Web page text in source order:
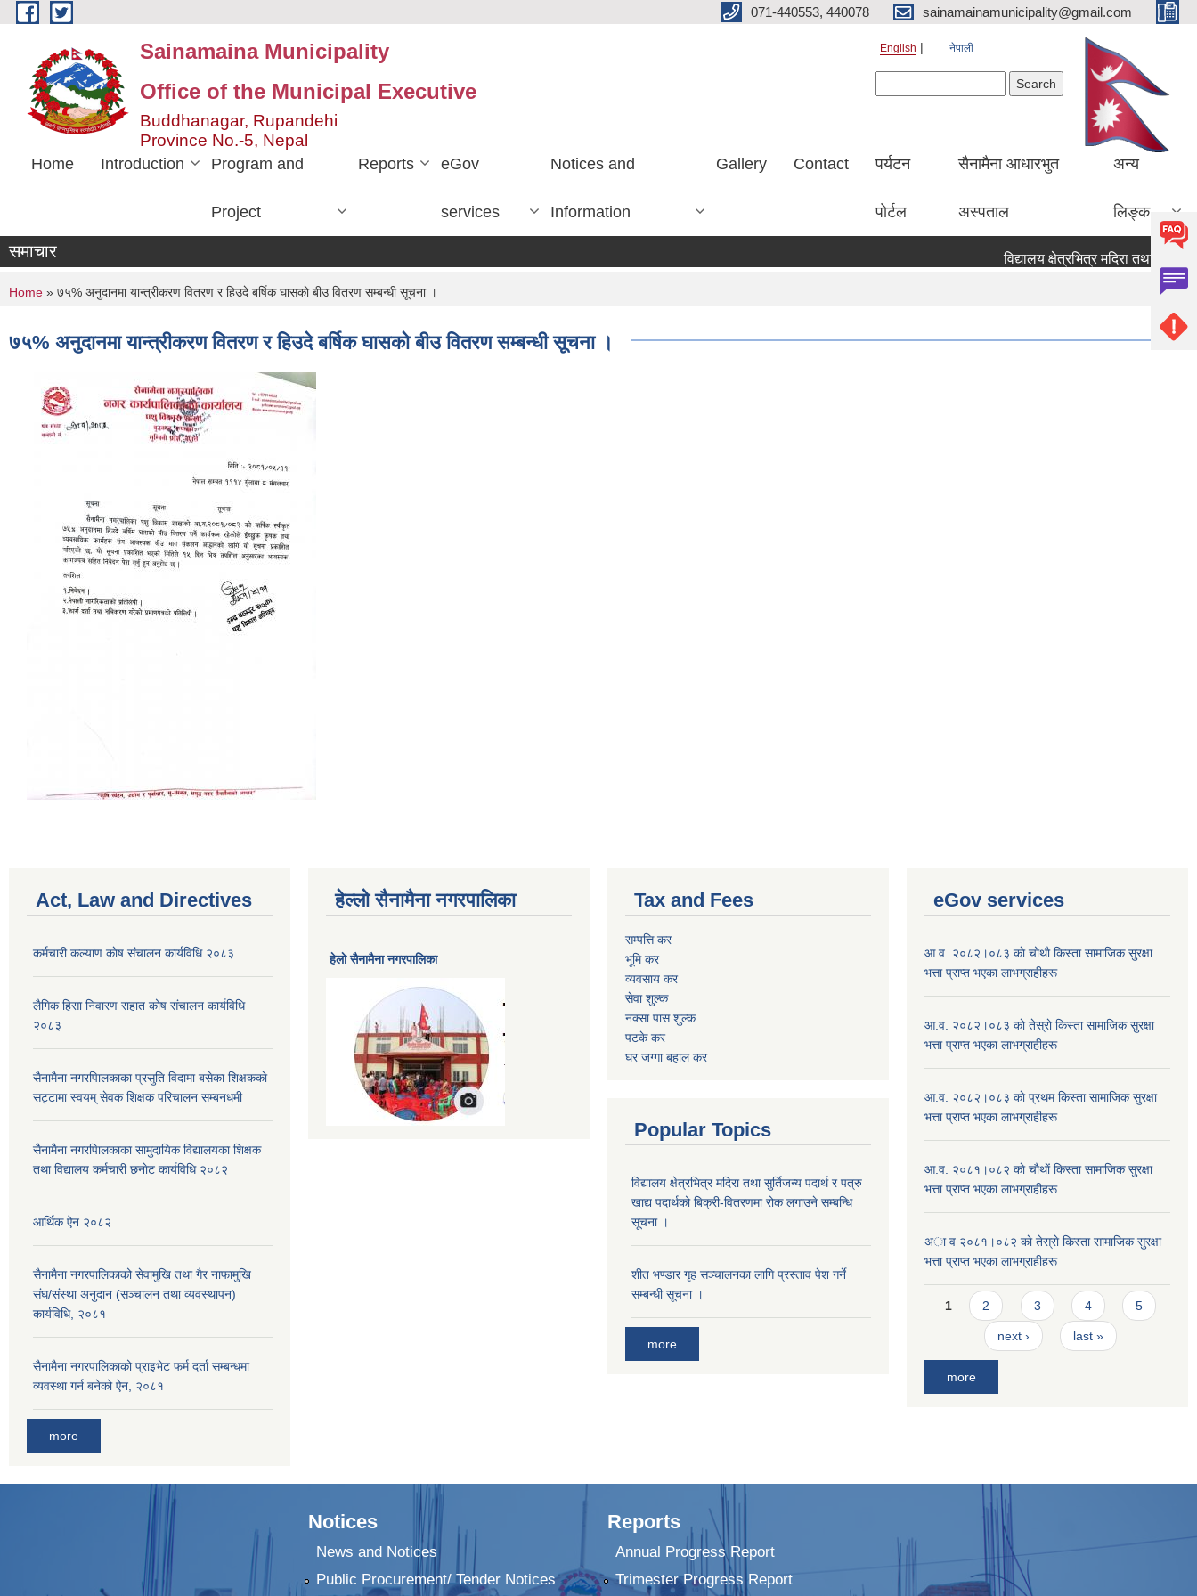
Skip to main content 071-440553, 440078 sainamainamunicipality@gmail.com
Sainamaina Municipality
Office of the Municipal Executive
Buddhanagar, Rupandehi
Province No.-5, Nepal
English नेपाली
Home Introduction Program and
Project
Reports eGov
services
Notices and
Information
Gallery Contact पर्यटन
पाेर्टल
सैनामैना आधारभुत
अस्पताल
अन्य
लिङ्क
समाचार विद्यालय क्षेत्रभित्र मदिरा तथा
You are here
Home » ७५% अनुदानमा यान्त्रीकरण वितरण र हिउदे बर्षिक घासकाे बीउ वितरण सम्बन्धी सूचना ।
७५% अनुदानमा यान्त्रीकरण वितरण र हिउदे बर्षिक घासकाे बीउ वितरण सम्बन्धी सूचना ।
Act, Law and Directives
कर्मचारी कल्याण काेष संचालन कार्यविधि २०८३
लैगिक हिसा निवारण राहात कोष संचालन कार्यविधि
२०८३
सैनामैना नगरपािलकाका प्रसुति विदामा बसेका शिक्षककाे
सट्टामा स्वयम् सेवक शिक्षक परिचालन सम्बनधमी
सैनामैना नगरपािलकाका सामुदायिक विद्यालयका शिक्षक
तथा विद्यालय कर्मचारी छनाेट कार्यविधि २०८२
आर्थिक ऐन २०८२
सैनामैना नगरपालिकाको सेवामुखि तथा गैर नाफामुखि
संघ/संस्था अनुदान (सञ्चालन तथा व्यवस्थापन)
कार्यविधि, २०८१
सैनामैना नगरपालिकाको प्राइभेट फर्म दर्ता सम्बन्धमा
व्यवस्था गर्न बनेको ऐन, २०८१
more
हेल्लो सैनामैना नगरपालिका
हेलाे सैनामैना नगरपालिका
Tax and Fees
सम्पत्ति कर
भूमि कर
व्यवसाय कर
सेवा शुल्क
नक्सा पास शुल्क
पटके कर
घर जग्गा बहाल कर
Popular Topics
विद्यालय क्षेत्रभित्र मदिरा तथा सुर्तिजन्य पदार्थ र पत्रु
खाद्य पदार्थको बिक्री-वितरणमा रोक लगाउने सम्बन्धि
सूचना ।
शीत भण्डार गृह सञ्चालनका लागि प्रस्ताव पेश गर्ने
सम्बन्धी सूचना ।
more
eGov services
आ.व. २०८२।०८३ काे चोथाै‌ किस्ता सामाजिक सुरक्षा
भत्ता प्राप्त भएका लाभग्राहीहरू
आ.व. २०८२।०८३ काे तेस्राे किस्ता सामाजिक सुरक्षा
भत्ता प्राप्त भएका लाभग्राहीहरू
आ.व. २०८२।०८३ काे प्रथम किस्ता सामाजिक सुरक्षा
भत्ता प्राप्त भएका लाभग्राहीहरू
आ.व. २०८१।०८२ काे चाैथाें किस्ता सामाजिक सुरक्षा
भत्ता प्राप्त भएका लाभग्राहीहरू
अा व २०८१।०८२ काे तेस्राे किस्ता सामाजिक सुरक्षा
भत्ता प्राप्त भएका लाभग्राहीहरू
Pages
1 2 3 4 5
next › last »
more
Notices
News and Notices
Public Procurement/ Tender Notices
Reports
Annual Progress Report
Trimester Progress Report